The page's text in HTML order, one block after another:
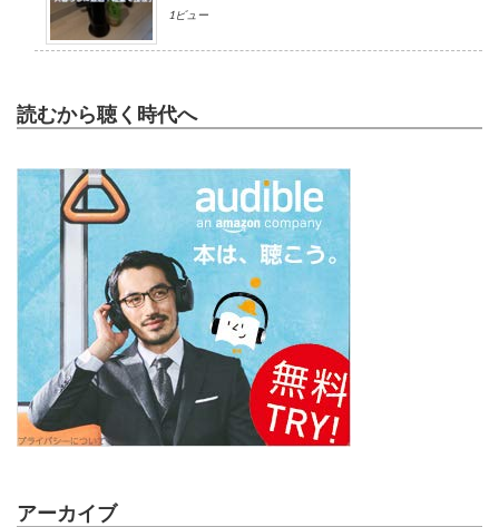
1ビュー
読むから聴く時代へ
アーカイブ